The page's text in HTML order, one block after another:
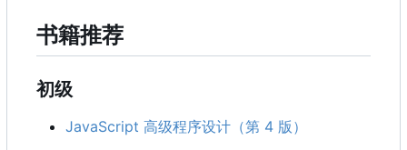
书籍推荐
初级
JavaScript 高级程序设计（第 4 版）